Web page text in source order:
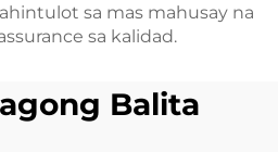
sa mas mahusay na
sa kalidad.
Balita